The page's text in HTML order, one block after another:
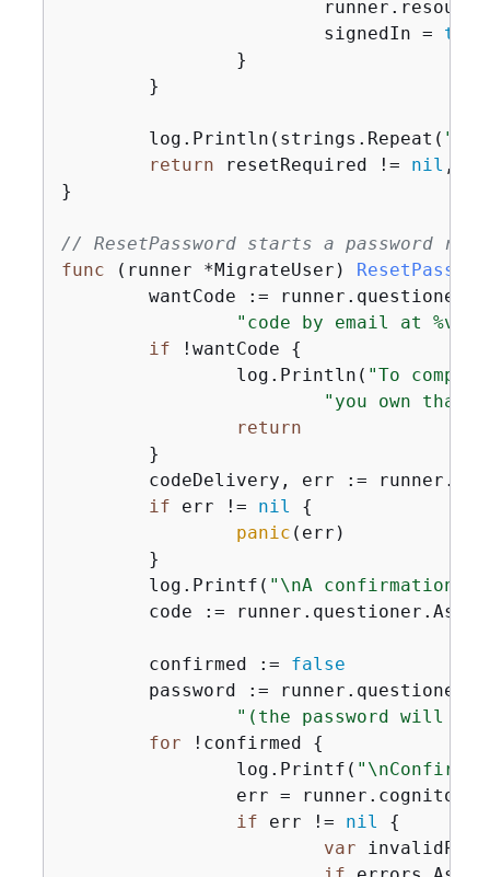
			signedIn =
true
	log.Println(strings.Repeat(
"-"
return resetRequired != nil ,
}
// ResetPassword starts a password
func
(runner *MigrateUser)
wantCode :=
"code by email at %v.
if !wantCode {
		log.Println(
"To
"you own that
return
if err != nil
{
panic (err)
	log.Printf(
"\nA confirmation
	code := runner.questioner.Ask(
	confirmed :=
false
password :=
"(the password will
for !confirmed {
		log.Printf(
if err != nil
{
var